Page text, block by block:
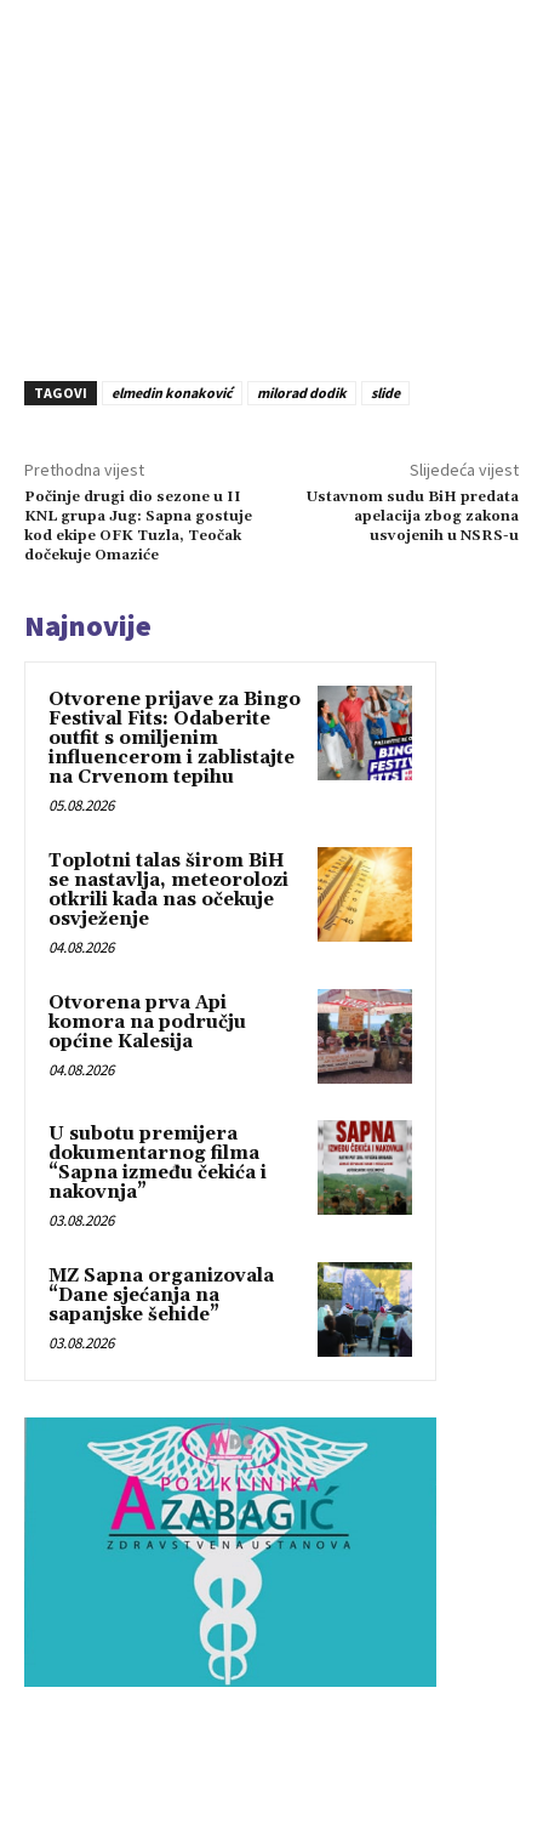
TAGOVI elmedin konaković milorad dodik slide
Prethodna vijest
Počinje drugi dio sezone u II
KNL grupa Jug: Sapna gostuje
kod ekipe OFK Tuzla, Teočak
dočekuje Omaziće
Slijedeća vijest
Ustavnom sudu BiH predata
apelacija zbog zakona
usvojenih u NSRS-u
Najnovije
Otvorene prijave za Bingo
Festival Fits: Odaberite
outfit s omiljenim
influencerom i zablistajte
na Crvenom tepihu
05.08.2026
Toplotni talas širom BiH
se nastavlja, meteorolozi
otkrili kada nas očekuje
osvježenje
04.08.2026
Otvorena prva Api
komora na području
općine Kalesija
04.08.2026
U subotu premijera
dokumentarnog filma
“Sapna između čekića i
nakovnja”
03.08.2026
MZ Sapna organizovala
“Dane sjećanja na
sapanjske šehide”
03.08.2026